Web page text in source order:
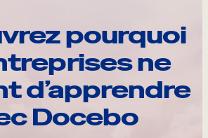
pourquoi
ne
d’apprendre
Docebo